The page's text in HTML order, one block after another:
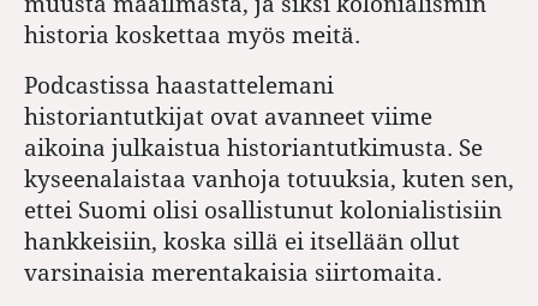
historia koskettaa myös meitä.
Podcastissa haastattelemani
historiantutkijat ovat avanneet viime
aikoina julkaistua historiantutkimusta. Se
kyseenalaistaa vanhoja totuuksia, kuten sen,
ettei Suomi olisi osallistunut kolonialistisiin
hankkeisiin, koska sillä ei itsellään ollut
varsinaisia merentakaisia siirtomaita.